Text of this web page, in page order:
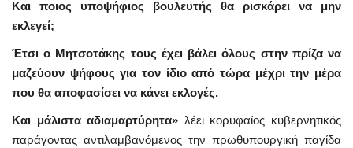
Και ποιος υποψήφιος βουλευτής θα ρισκάρει να μην
εκλεγεί;
Έτσι ο Μητσοτάκης τους έχει βάλει όλους στην πρίζα να
μαζεύουν ψήφους για τον ίδιο από τώρα μέχρι την μέρα
που θα αποφασίσει να κάνει εκλογές.
Και μάλιστα αδιαμαρτύρητα» λέει κορυφαίος κυβερνητικός
παράγοντας αντιλαμβανόμενος την πρωθυπουργική παγίδα